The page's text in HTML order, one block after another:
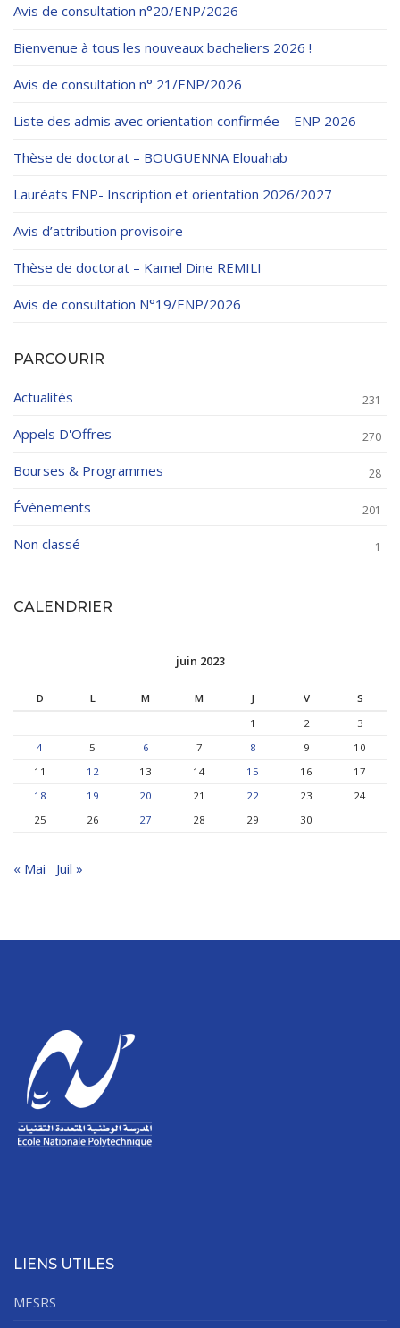
Classes Préparatoires
Avis de consultation n°20/ENP/2026
Bienvenue à tous les nouveaux bacheliers 2026 !
Avis de consultation n° 21/ENP/2026
Liste des admis avec orientation confirmée – ENP 2026
Thèse de doctorat – BOUGUENNA Elouahab
Lauréats ENP- Inscription et orientation 2026/2027
Avis d’attribution provisoire
Thèse de doctorat – Kamel Dine REMILI
Avis de consultation N°19/ENP/2026
PARCOURIR
Actualités 231
Appels D'Offres 270
Bourses & Programmes 28
Évènements 201
Non classé 1
CALENDRIER
juin 2023
D L M M J V
S
1
2
3
4
5 6 7 8 9
10
11
12 13 14 15 16
17
18
19 20 21 22 23
24
25
26 27 28 29 30
« Mai Juil »
LIENS UTILES
MESRS